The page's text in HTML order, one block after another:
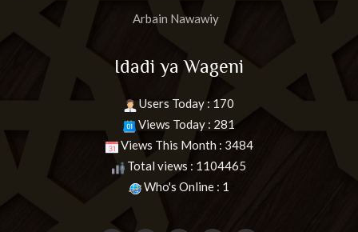
Arbain Nawawiy
Idadi ya Wageni
Users Today : 170
Views Today : 281
Views This Month : 3484
Total views : 1104465
Who's Online : 1